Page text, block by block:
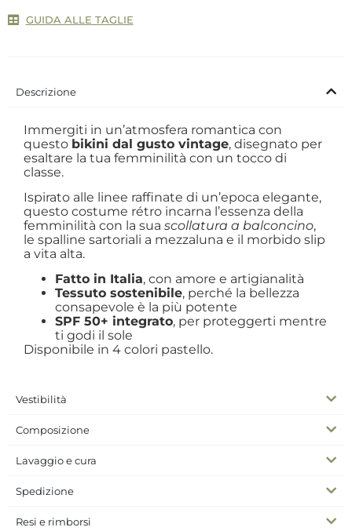
GUIDA ALLE TAGLIE
Descrizione
Immergiti in un’atmosfera romantica con
questo bikini dal gusto vintage, disegnato per
esaltare la tua femminilità con un tocco di
classe.
Ispirato alle linee raffinate di un’epoca elegante,
questo costume rétro incarna l’essenza della
femminilità con la sua scollatura a balconcino,
le spalline sartoriali a mezzaluna e il morbido slip
a vita alta.
Fatto in Italia, con amore e artigianalità
Tessuto sostenibile, perché la bellezza
consapevole è la più potente
SPF 50+ integrato, per proteggerti mentre
ti godi il sole
Disponibile in 4 colori pastello.
Vestibilità
Composizione
Lavaggio e cura
Spedizione
Resi e rimborsi